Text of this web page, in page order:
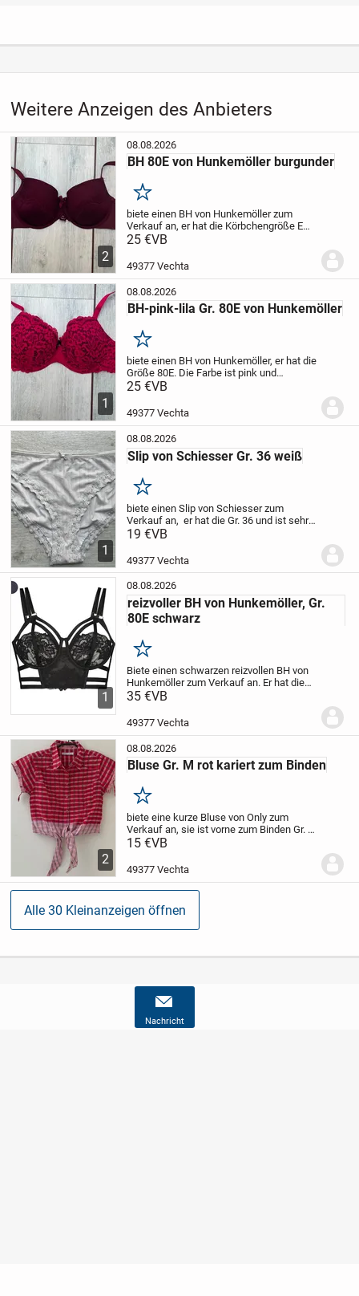
Nachricht
Weitere Anzeigen des Anbieters
2
08.08.2026
BH 80E von Hunkemöller burgunder
Merken
biete einen BH von Hunkemöller zum
Verkauf an, er hat die Körbchengröße E
und in der wunderschönen Farbe
25 €VB
49377 Vechta
1
08.08.2026
BH-pink-lila Gr. 80E von Hunkemöller
Merken
biete einen BH von Hunkemöller, er hat die
Größe 80E. Die Farbe ist pink und
hinterlegt mit lila, er hat einen super Sitz
25 €VB
49377 Vechta
1
08.08.2026
Slip von Schiesser Gr. 36 weiß
Merken
biete einen Slip von Schiesser zum
Verkauf an, er hat die Gr. 36 und ist sehr
schön zu tragen
der andere so
19 €VB
49377 Vechta
1
08.08.2026
reizvoller BH von Hunkemöller, Gr.
80E schwarz
Merken
Biete einen schwarzen reizvollen BH von
Hunkemöller zum Verkauf an. Er hat die
Größe 80E und sieht getragen mega aus.
35 €VB
49377 Vechta
2
08.08.2026
Bluse Gr. M rot kariert zum Binden
Merken
biete eine kurze Bluse von Only zum
Verkauf an, sie ist vorne zum Binden Gr. M
rot-weiß kariert
ca. 67 cmMaterial: 100% Baumwolle
15 €VB
49377 Vechta
Alle 30 Kleinanzeigen öffnen